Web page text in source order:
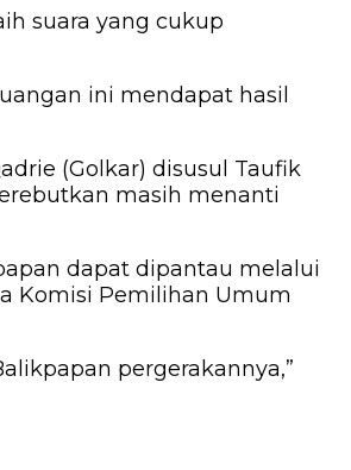
suara yang cukup
ini mendapat hasil
(Golkar) disusul Taufik
masih menanti
dapat dipantau melalui
Komisi Pemilihan Umum
pergerakannya,”